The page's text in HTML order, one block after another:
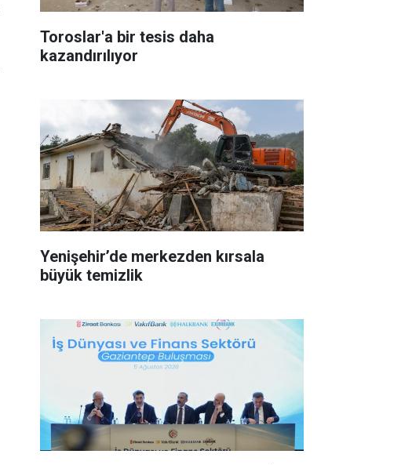
Toroslar'a bir tesis daha
kazandırılıyor
Yenişehir’de merkezden kırsala
büyük temizlik